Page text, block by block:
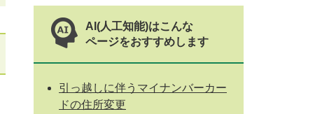
AI(人工知能)はこんな
ページをおすすめします
引っ越しに伴うマイナンバーカー
ドの住所変更